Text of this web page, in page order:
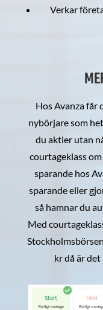
Verkar
Hos Avanza får
nybörjare som
du aktier utan
courtageklass
sparande hos
sparande eller
så hamnar du
Med
kr då är